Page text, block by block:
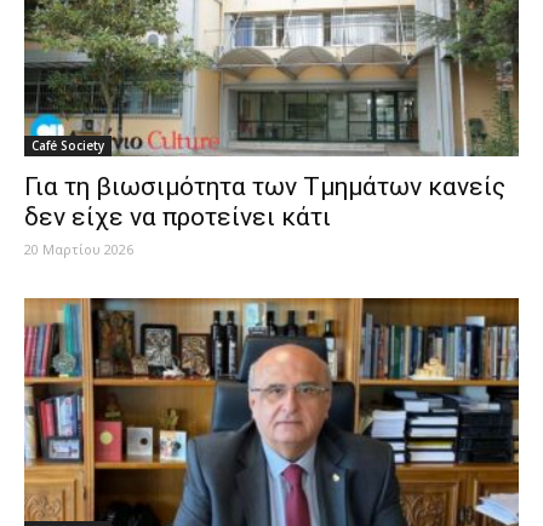
Café Society
Για τη βιωσιμότητα των Τμημάτων κανείς
δεν είχε να προτείνει κάτι
20 Μαρτίου 2026